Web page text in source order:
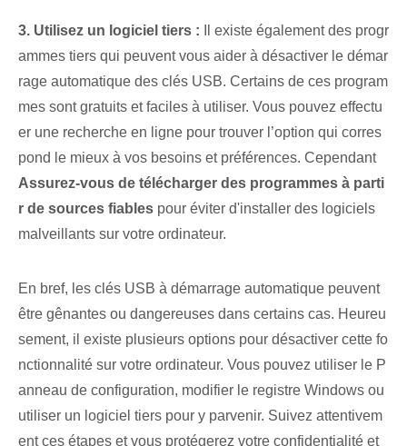
3. Utilisez un logiciel tiers : Il existe également des progr
ammes tiers qui peuvent vous aider à désactiver le démar
rage automatique des clés USB. Certains de ces program
mes sont gratuits et faciles à utiliser. Vous pouvez effectu
er une recherche en ligne pour trouver l’option qui corres
pond le mieux à vos besoins et préférences. Cependant
Assurez-vous de télécharger des programmes à parti
r de sources fiables pour éviter d'installer des logiciels
malveillants sur votre ordinateur.
En bref, les clés USB à démarrage automatique peuvent
être gênantes ou dangereuses dans certains cas. ⁢Heureu
sement, il existe plusieurs options pour désactiver cette fo
nctionnalité sur votre ordinateur. ⁢Vous pouvez⁣ utiliser le P
anneau de configuration, modifier le registre Windows ou
utiliser un logiciel tiers pour y parvenir. Suivez attentivem
ent ces étapes et vous protégerez votre confidentialité et